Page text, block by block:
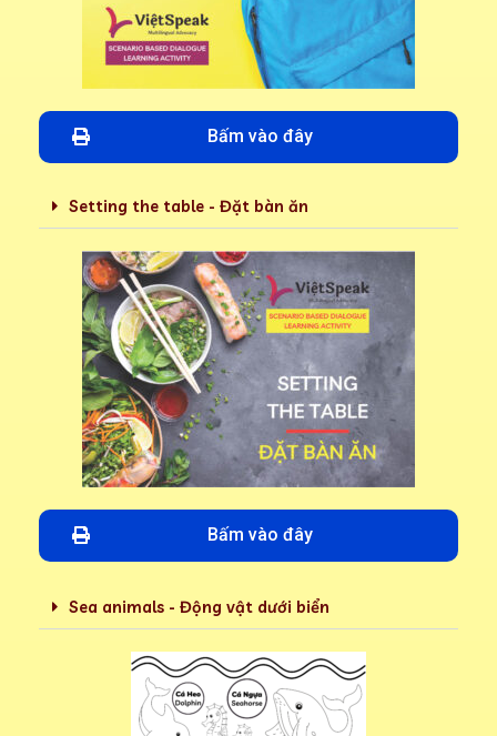
Bấm vào đây
Setting the table - Đặt bàn ăn
Bấm vào đây
Sea animals - Động vật dưới biển